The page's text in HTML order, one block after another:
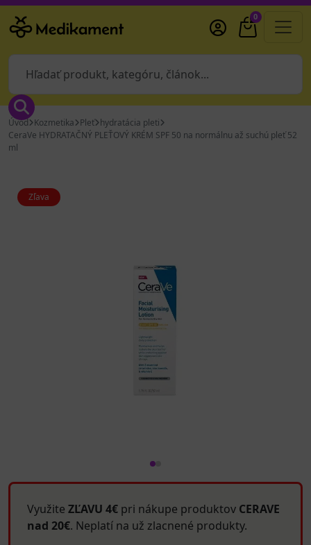
0
Úvod Kozmetika Pleť hydratácia pleti
CeraVe HYDRATAČNÝ PLEŤOVÝ KRÉM SPF 50 na normálnu až suchú pleť 52
ml
Využite ZĽAVU 4€ pri nákupe produktov CERAVE
nad 20€. Neplatí na už zlacnené produkty.
Zľava